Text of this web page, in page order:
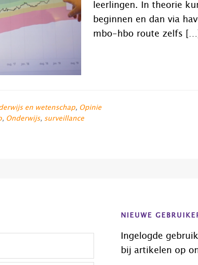
leerlingen. In theorie
beginnen en dan via
mbo-hbo route zelfs […]
en wetenschap, Opinie
, Onderwijs, surveillance
NIEUWE
Ingelogde
bij artikelen op